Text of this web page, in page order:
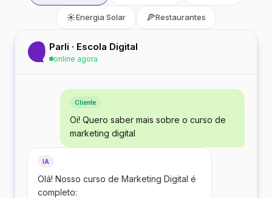
☀️Energia Solar 🍕Restaurantes
Parli · Escola Digital
online agora
Cliente
Oi! Quero saber mais sobre o curso de
marketing digital
IA
Olá! Nosso curso de Marketing Digital é
completo: